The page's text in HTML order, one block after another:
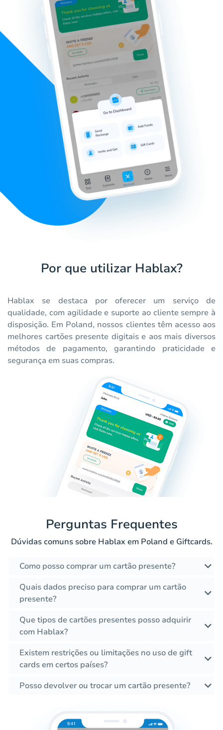
Por que utilizar Hablax?
Hablax se destaca por oferecer um serviço de
qualidade, com agilidade e suporte ao cliente sempre à
disposição. Em Poland, nossos clientes têm acesso aos
melhores cartões presente digitais e aos mais diversos
métodos de pagamento, garantindo praticidade e
segurança em suas compras.
Perguntas Frequentes
Dúvidas comuns sobre Hablax em Poland e Giftcards.
Como posso comprar um cartão presente?
Quais dados preciso para comprar um cartão
presente?
Que tipos de cartões presentes posso adquirir
com Hablax?
Existem restrições ou limitações no uso de gift
cards em certos países?
Posso devolver ou trocar um cartão presente?